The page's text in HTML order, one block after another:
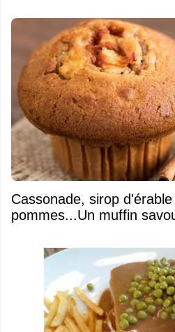
​Cassonade, sirop
pommes...Un muffin